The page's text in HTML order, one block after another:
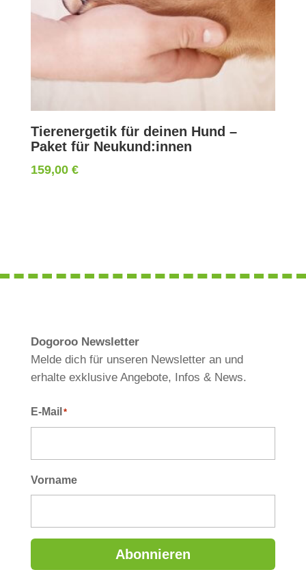
Tierenergetik für deinen Hund –
Paket für Neukund:innen
159,00 €
Dogoroo Newsletter
Melde dich für unseren Newsletter an und
erhalte exklusive Angebote, Infos & News.
E-Mail *
Vorname
Abonnieren